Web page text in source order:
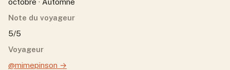
octobre · Automne
Note du voyageur
5/5
Voyageur
@mimepinson →